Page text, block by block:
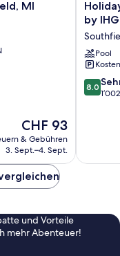
MI
Der
Preis
beträgt
CHF 93
& Gebühren
3. Sept.–4. Sept.
Holiday
Inn
Express
&
Suites
Detroit
by
by IHG
Pool
8.0
von
8.0
und Vorteile
mehr Abenteuer!